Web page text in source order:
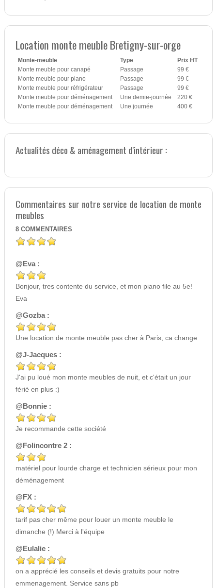
Location monte meuble Bretigny-sur-orge
Monte-meuble Type
Prix HT
Monte meuble pour canapé
Passage
99 €
Monte meuble pour piano
Passage
99 €
Monte meuble pour réfrigérateur
Passage
99 €
Monte meuble pour déménagement
Une demie-journée
220 €
Monte meuble pour déménagement
Une journée 400 €
Actualités déco & aménagement d'intérieur :
Commentaires sur notre service de location de monte
meubles
8 COMMENTAIRES
@Eva :
Bonjour, tres contente du service, et mon piano file au 5e!
Eva
@Gozba :
Une location de monte meuble pas cher à Paris, ca change
@J-Jacques :
J'ai pu loué mon monte meubles de nuit, et c'était un jour
férié en plus :)
@Bonnie :
Je recommande cette société
@Folincontre 2 :
matériel pour lourde charge et technicien sérieux pour mon
déménagement
@FX :
tarif pas cher même pour louer un monte meuble le
dimanche (!) Merci à l'équipe
@Eulalie :
on a apprécié les conseils et devis gratuits pour notre
emmenagement. Service sans pb